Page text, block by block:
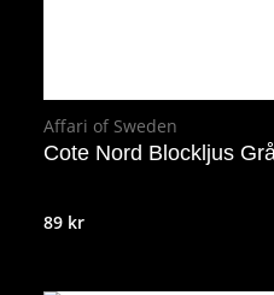
Affari of Sweden
Cote Nord Blockljus
89 kr